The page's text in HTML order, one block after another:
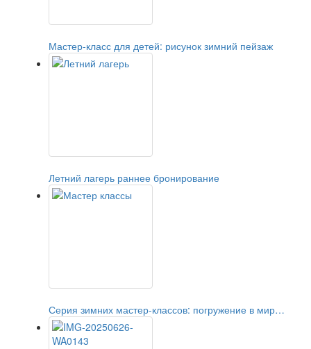
Мастер-класс для детей: рисунок зимний пейзаж
Летний лагерь раннее бронирование
Серия зимних мастер-классов: погружение в мир…